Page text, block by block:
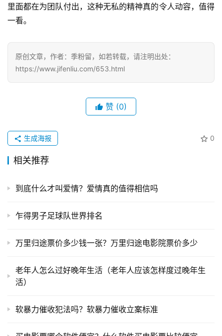
费
办
里面都在为团队付出，这种无私的精神真的令人动容，值得
一看。
原创文章，作者：季粉留，如若转载，请注明出处：
https://www.jifenliu.com/653.html
赞 (0)
0
生成海报
相关推荐
到底什么才叫爱情？爱情真的值得相信吗
乍得男子足球队世界排名
万里归途票价多少钱一张？万里归途电影院票价多少
老年人怎么过好晚年生活（老年人应该怎样度过晚年生
活）
软暴力催收犯法吗？软暴力催收立案标准